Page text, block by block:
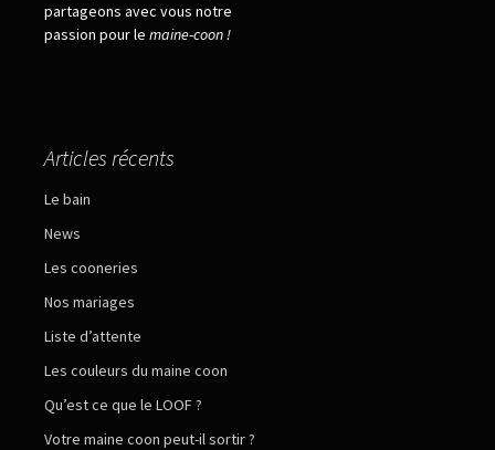
partageons avec vous notre
passion pour le maine-coon !
Articles récents
Le bain
News
Les cooneries
Nos mariages
Liste d’attente
Les couleurs du maine coon
Qu’est ce que le LOOF ?
Votre maine coon peut-il sortir ?